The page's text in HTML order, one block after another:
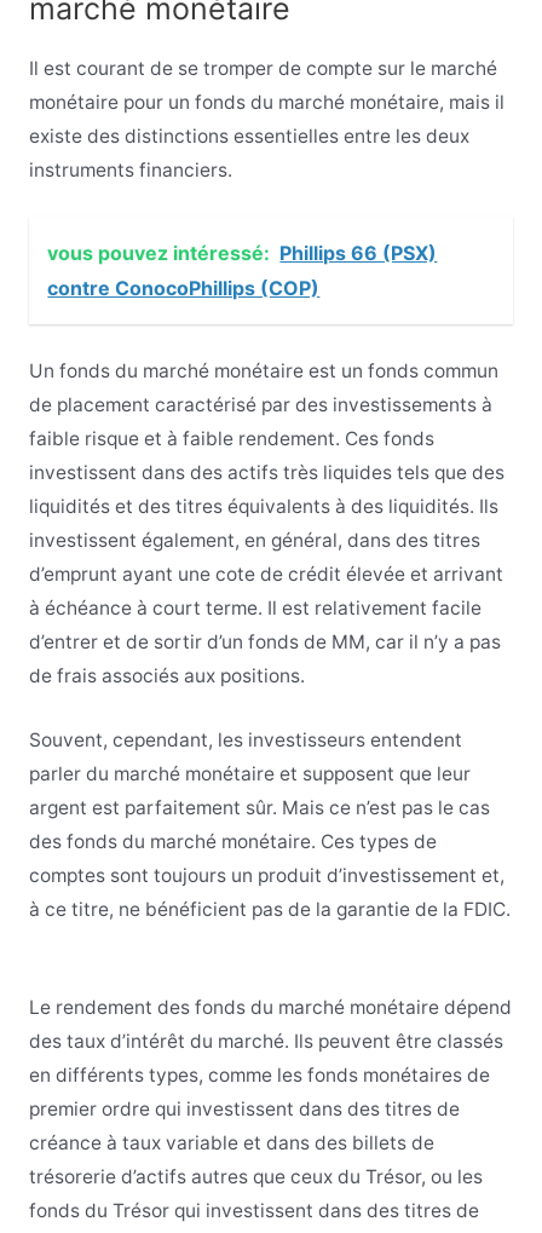
marché monétaire
Il est courant de se tromper de compte sur le marché
monétaire pour un fonds du marché monétaire, mais il
existe des distinctions essentielles entre les deux
instruments financiers.
vous pouvez intéressé: Phillips 66 (PSX)
contre ConocoPhillips (COP)
Un fonds du marché monétaire est un fonds commun
de placement caractérisé par des investissements à
faible risque et à faible rendement. Ces fonds
investissent dans des actifs très liquides tels que des
liquidités et des titres équivalents à des liquidités. Ils
investissent également, en général, dans des titres
d’emprunt ayant une cote de crédit élevée et arrivant
à échéance à court terme. Il est relativement facile
d’entrer et de sortir d’un fonds de MM, car il n’y a pas
de frais associés aux positions.
Souvent, cependant, les investisseurs entendent
parler du marché monétaire et supposent que leur
argent est parfaitement sûr. Mais ce n’est pas le cas
des fonds du marché monétaire. Ces types de
comptes sont toujours un produit d’investissement et,
à ce titre, ne bénéficient pas de la garantie de la FDIC.
Le rendement des fonds du marché monétaire dépend
des taux d’intérêt du marché. Ils peuvent être classés
en différents types, comme les fonds monétaires de
premier ordre qui investissent dans des titres de
créance à taux variable et dans des billets de
trésorerie d’actifs autres que ceux du Trésor, ou les
fonds du Trésor qui investissent dans des titres de